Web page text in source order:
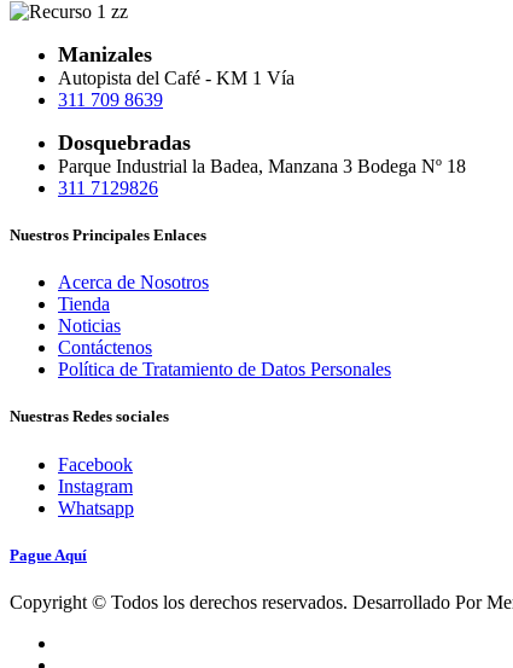
Manizales
Autopista del Café - KM 1 Vía
311 709 8639
Dosquebradas
Parque Industrial la Badea, Manzana 3 Bodega Nº 18
311 7129826
Nuestros Principales Enlaces
Acerca de Nosotros
Tienda
Noticias
Contáctenos
Política de Tratamiento de Datos Personales
Nuestras Redes sociales
Facebook
Instagram
Whatsapp
Pague Aquí
Copyright © Todos los derechos reservados. Desarrollado Por